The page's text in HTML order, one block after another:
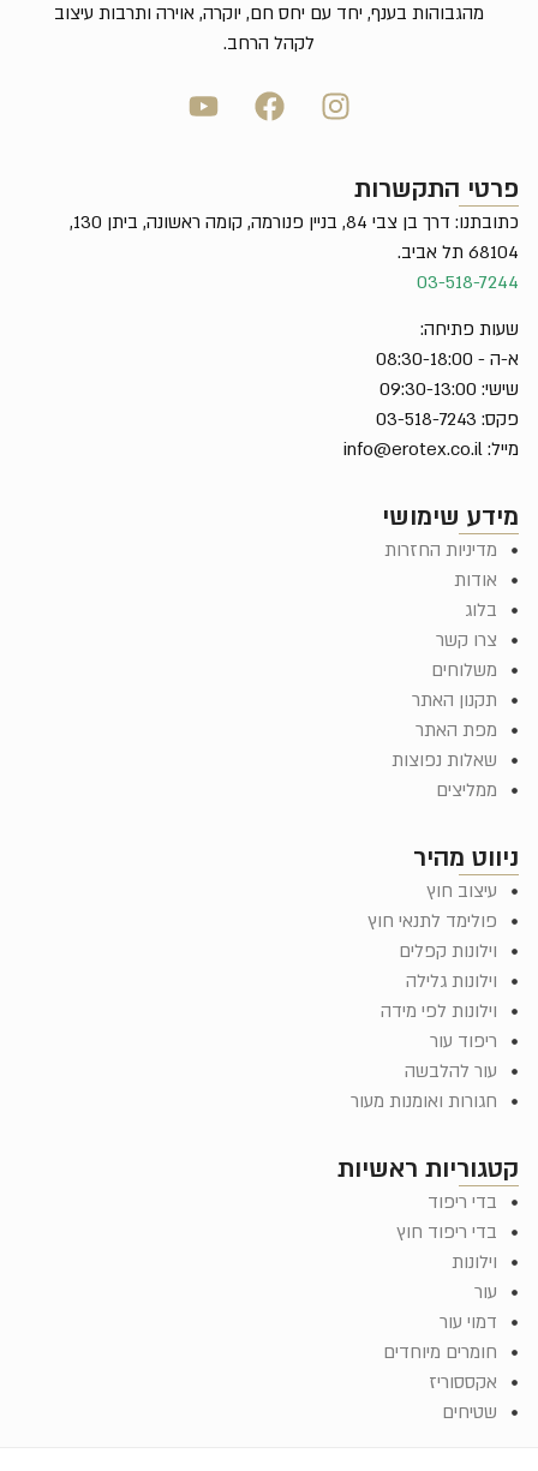
קטגוריות ראשיות
בדי ריפוד
בדי ריפוד חוץ
וילונות
עור
דמוי עור
חומרים מיוחדים
אקססוריז
שטיחים
ניווט מהיר
עיצוב חוץ
פולימד לתנאי חוץ
וילונות קפלים
וילונות גלילה
וילונות לפי מידה
ריפוד עור
עור להלבשה
חגורות ואומנות מעור
מידע שימושי
מדיניות החזרות
אודות
בלוג
צרו קשר
משלוחים
תקנון האתר
מפת האתר
שאלות נפוצות
ממליצים
פרטי התקשרות
כתובתנו: דרך בן צבי 84, בניין פנורמה, קומה ראשונה, ביתן 130,
68104 תל אביב.
03-518-7244
שעות פתיחה:
א-ה - 08:30-18:00
שישי: 09:30-13:00
פקס: 03-518-7243
מייל: info@erotex.co.il
מהגבוהות בענף, יחד עם יחס חם, יוקרה, אוירה ותרבות עיצוב
לקהל הרחב.